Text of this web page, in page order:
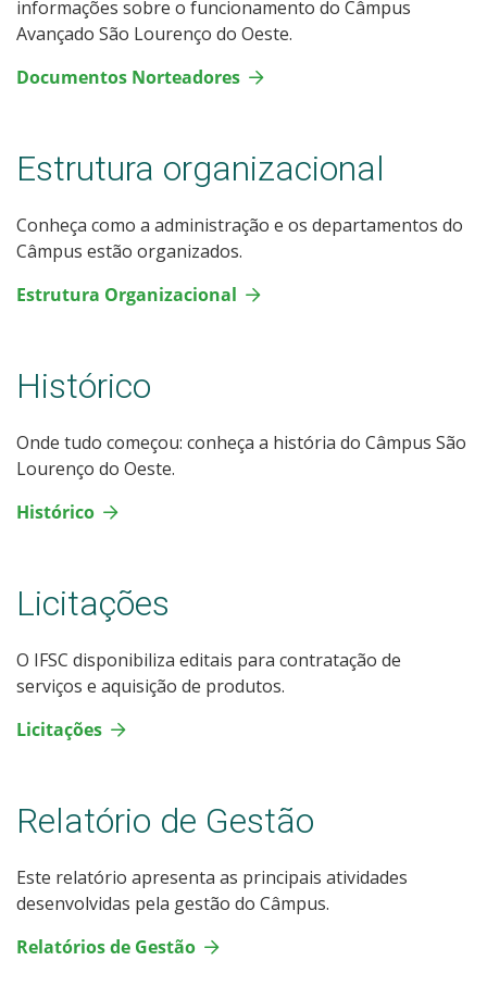
informações sobre o funcionamento do Câmpus
Avançado São Lourenço do Oeste.
Documentos Norteadores
Estrutura organizacional
Conheça como a administração e os departamentos do
Câmpus estão organizados.
Estrutura Organizacional
Histórico
Onde tudo começou: conheça a história do Câmpus São
Lourenço do Oeste.
Histórico
Licitações
O IFSC disponibiliza editais para contratação de
serviços e aquisição de produtos.
Licitações
Relatório de Gestão
Este relatório apresenta as principais atividades
desenvolvidas pela gestão do Câmpus.
Relatórios de Gestão